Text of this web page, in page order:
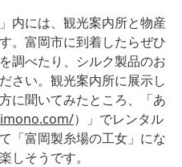
内には、観光案内所と物産
。富岡市に到着したらぜひ
調べたり、シルク製品のお
さい。観光案内所に展示し
に聞いてみたところ、「あ
）」でレンタル
「富岡製糸場の工女」にな
しそうです。